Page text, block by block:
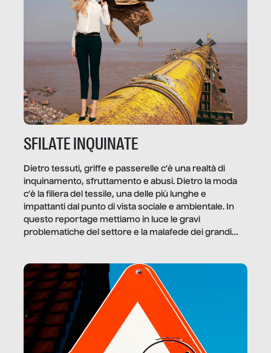
SFILATE INQUINATE
Dietro tessuti, griffe e passerelle c’è una realtà di
inquinamento, sfruttamento e abusi. Dietro la moda
c’è la filiera del tessile, una delle più lunghe e
impattanti dal punto di vista sociale e ambientale. In
questo reportage mettiamo in luce le gravi
problematiche del settore e la malafede dei grandi